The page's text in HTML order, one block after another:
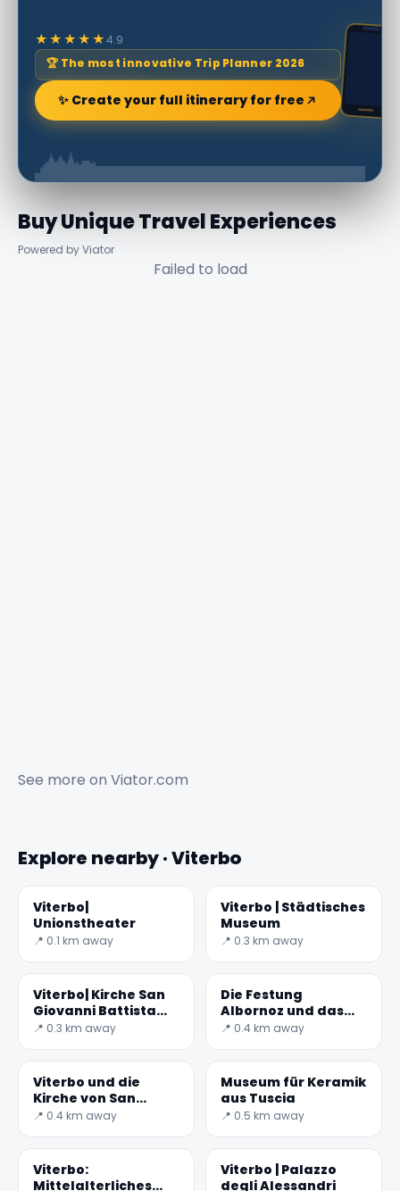
★★★★★4.9
🏆 The most innovative Trip Planner 2026
✨ Create your full itinerary for free
Buy Unique Travel Experiences
Powered by Viator
Failed to load
See more on Viator.com
Explore nearby · Viterbo
Viterbo|
Unionstheater
📍 0.1 km away
Viterbo | Städtisches
Museum
📍 0.3 km away
Viterbo| Kirche San
Giovanni Battista
degli Almadiani
📍 0.3 km away
Die Festung
Albornoz und das
Archäologische
📍 0.4 km away
Viterbo und die
Kirche von San
Faustino und Giovita
📍 0.4 km away
Museum für Keramik
aus Tuscia
📍 0.5 km away
Viterbo:
Mittelalterliches
Viterbo | Palazzo
degli Alessandri
🏆 🏆 #1 Trip Planner 2026